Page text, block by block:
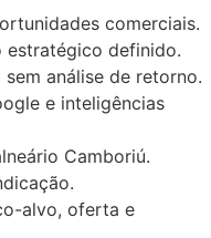
comerciais.
estratégico definido.
análise de retorno.
e inteligências
Camboriú.
alvo, oferta e